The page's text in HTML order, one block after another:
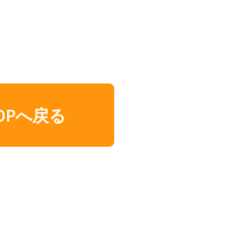
へ戻る